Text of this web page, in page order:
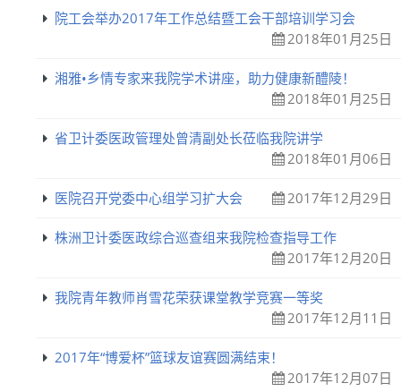
院工会举办2017年工作总结暨工会干部培训学习会
2018年01月25日
湘雅•乡情专家来我院学术讲座，助力健康新醴陵！
2018年01月25日
省卫计委医政管理处曾清副处长莅临我院讲学
2018年01月06日
医院召开党委中心组学习扩大会 2017年12月29日
株洲卫计委医政综合巡查组来我院检查指导工作
2017年12月20日
我院青年教师肖雪花荣获课堂教学竞赛一等奖
2017年12月11日
2017年“博爱杯”篮球友谊赛圆满结束！
2017年12月07日